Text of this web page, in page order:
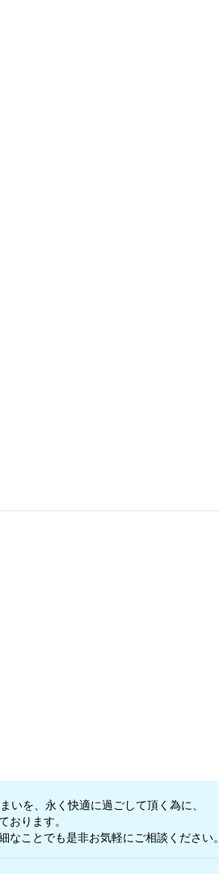
いを、永く快適に過ごして頂く為に、
おります。
ことでも是非お気軽にご相談ください。